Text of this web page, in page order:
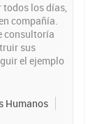
todos los días,
compañía.
consultoría
sus
el ejemplo
Humanos